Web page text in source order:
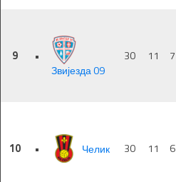
9
•
Звијезда 09
30 11 7
10 • Челик 30 11 6